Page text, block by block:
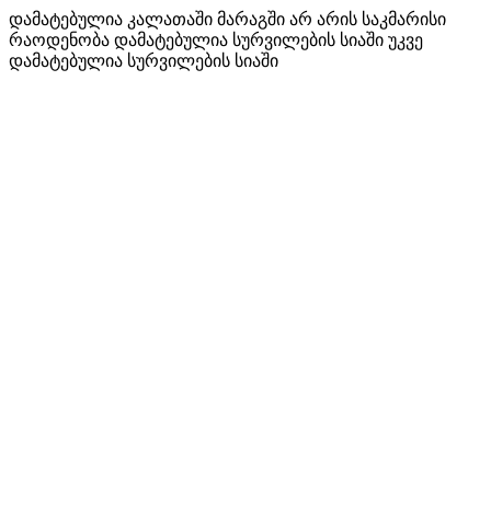
დამატებულია კალათაში მარაგში არ არის საკმარისი
რაოდენობა დამატებულია სურვილების სიაში უკვე
დამატებულია სურვილების სიაში